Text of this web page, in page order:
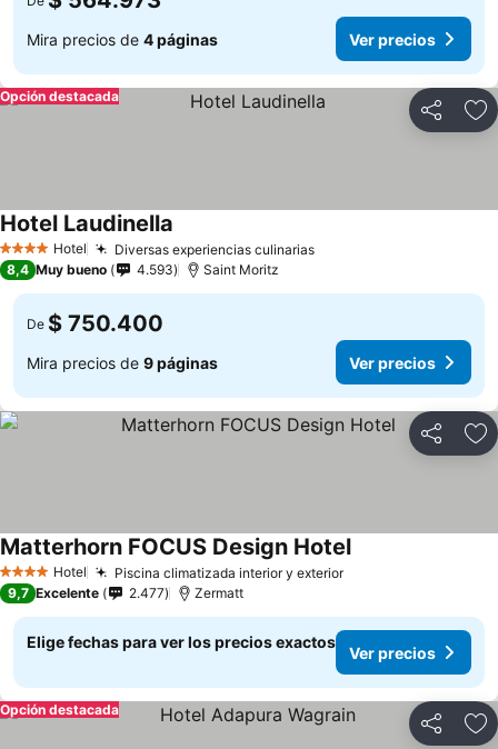
Mira precios de 4 páginas Ver precios
Compartir
Opción destacada
4 EstrellasHotel Diversas experiencias culinarias
Hotel Laudinella
8,4 Muy bueno 4.593 Saint Moritz
De $ 750.400
Mira precios de 9 páginas Ver precios
Compartir
4 EstrellasHotel Piscina climatizada interior y exterior
Matterhorn FOCUS Design Hotel
9,7 Excelente 2.477 Zermatt
Elige fechas para ver los precios exactos
Ver precios
Compartir
Opción destacada